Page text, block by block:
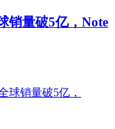
销量破5亿，Note